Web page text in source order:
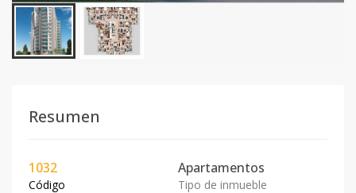
Resumen
1032
Código
Apartamentos
Tipo de inmueble